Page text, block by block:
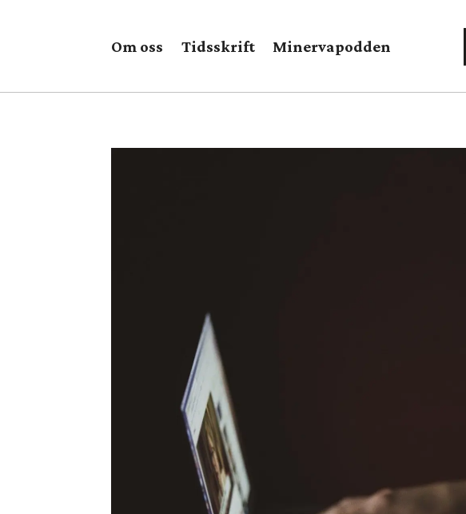
Om oss Tidsskrift Minervapodden